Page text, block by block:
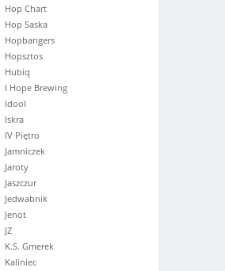
Hop Chart
Hop Saska
Hopbangers
Hopsztos
Hubiq
I Hope Brewing
Idool
Iskra
IV Piętro
Jamniczek
Jaroty
Jaszczur
Jedwabnik
Jenot
JZ
K.S. Gmerek
Kaliniec